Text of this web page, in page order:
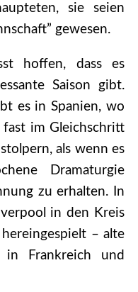
sie seien
gewesen.
hoffen, dass es
Saison gibt.
es in Spanien, wo
fast im Gleichschritt
als wenn es
Dramaturgie
zu erhalten. In
in den Kreis
– alte
in Frankreich und